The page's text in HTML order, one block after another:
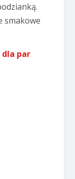
smakowe
par